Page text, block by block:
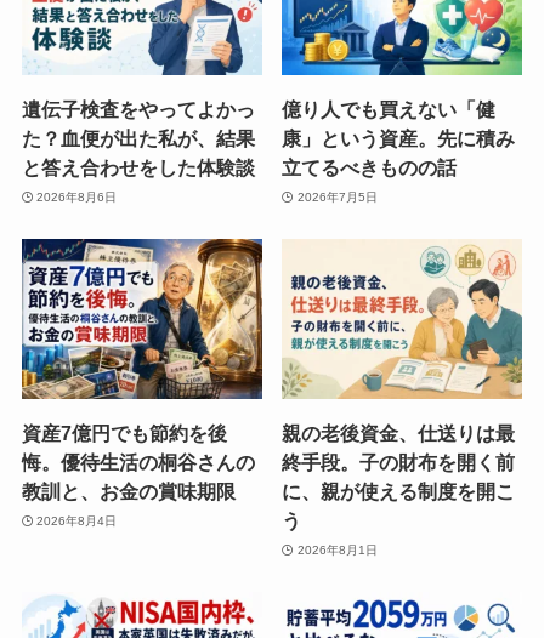
遺伝子検査をやってよかっ
た？血便が出た私が、結果
と答え合わせをした体験談
2026年8月6日
億り人でも買えない「健
康」という資産。先に積み
立てるべきものの話
2026年7月5日
資産7億円でも節約を後
悔。優待生活の桐谷さんの
教訓と、お金の賞味期限
2026年8月4日
親の老後資金、仕送りは最
終手段。子の財布を開く前
に、親が使える制度を開こ
う
2026年8月1日